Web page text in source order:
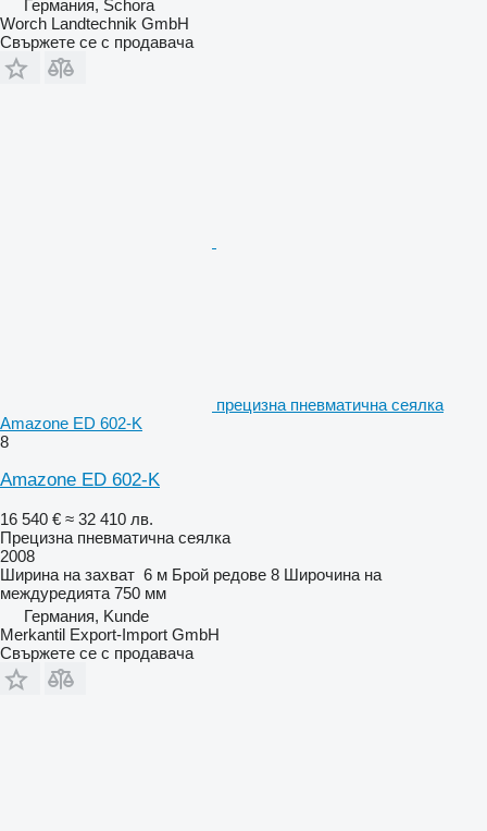
Германия, Schora
Worch Landtechnik GmbH
Свържете се с продавача
прецизна пневматична сеялка
Amazone ED 602-K
8
Amazone ED 602-K
16 540 € ≈ 32 410 лв.
Прецизна пневматична сеялка
2008
Ширина на захват 6 м Брой редове 8 Широчина на
междуредията 750 мм
Германия, Kunde
Merkantil Export-Import GmbH
Свържете се с продавача